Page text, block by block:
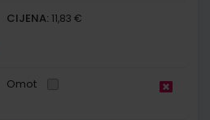
CIJENA: 11,83 €
Omot